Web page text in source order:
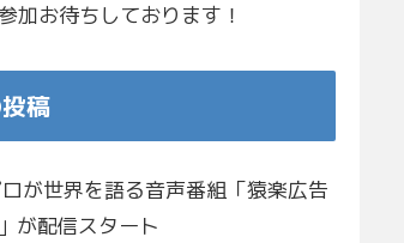
加お待ちしております！
稿
が世界を語る音声番組「猿楽広告
が配信スタート